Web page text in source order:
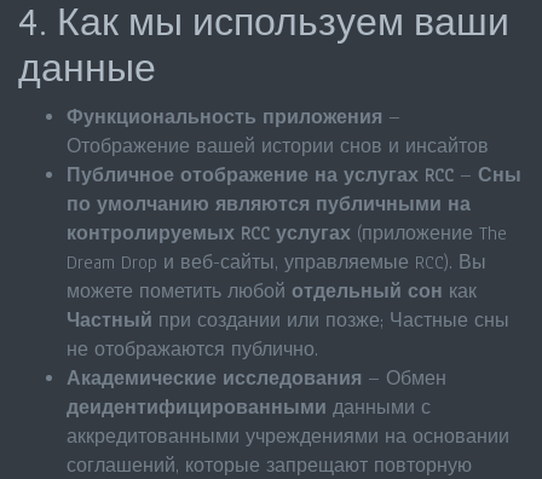
4. Как мы используем ваши
данные
Функциональность приложения –
Отображение вашей истории снов и инсайтов
Публичное отображение на услугах RCC – Сны
по умолчанию являются публичными на
контролируемых RCC услугах (приложение The
Dream Drop и веб-сайты, управляемые RCC). Вы
можете пометить любой отдельный сон как
Частный при создании или позже; Частные сны
не отображаются публично.
Академические исследования – Обмен
деидентифицированными данными с
аккредитованными учреждениями на основании
соглашений, которые запрещают повторную